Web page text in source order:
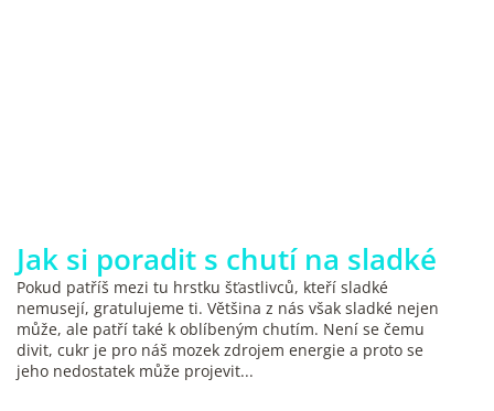
Jak si poradit s chutí na sladké
Pokud patříš mezi tu hrstku šťastlivců, kteří sladké
nemusejí, gratulujeme ti. Většina z nás však sladké nejen
může, ale patří také k oblíbeným chutím. Není se čemu
divit, cukr je pro náš mozek zdrojem energie a proto se
jeho nedostatek může projevit...